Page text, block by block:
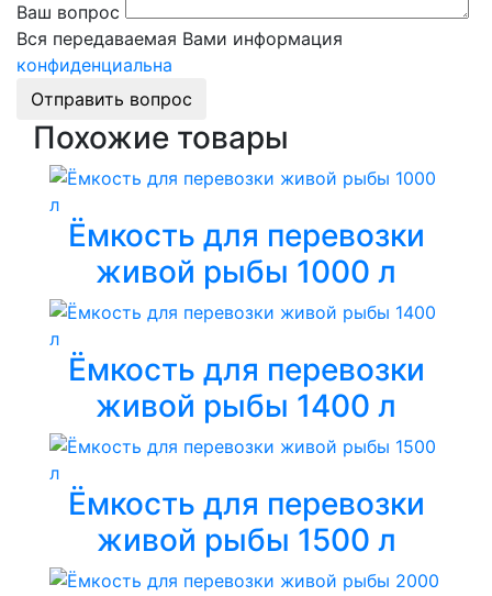
Ваш вопрос
Вся передаваемая Вами информация
конфиденциальна
Отправить вопрос
Похожие товары
Ёмкость для перевозки
живой рыбы 1000 л
Ёмкость для перевозки
живой рыбы 1400 л
Ёмкость для перевозки
живой рыбы 1500 л